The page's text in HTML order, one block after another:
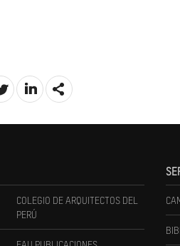
COLEGIO DE ARQUITECTOS DEL
PERÚ